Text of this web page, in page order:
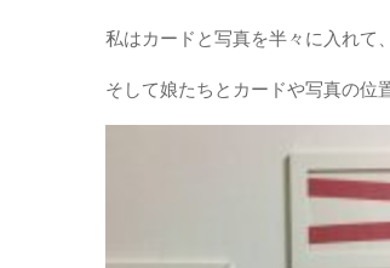
私はカードと写真を半々に入れて
そして娘たちとカードや写真の位